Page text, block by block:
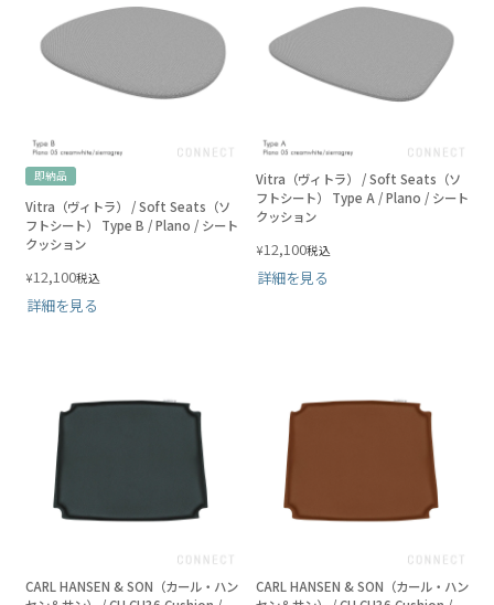
即納品
Vitra（ヴィトラ） / Soft Seats（ソ
フトシート） Type B / Plano / シート
クッション
¥12,100税込
詳細を見る
Vitra（ヴィトラ） / Soft Seats（ソ
フトシート） Type A / Plano / シート
クッション
¥12,100税込
詳細を見る
CARL HANSEN & SON（カール・ハン
CARL HANSEN & SON（カール・ハン